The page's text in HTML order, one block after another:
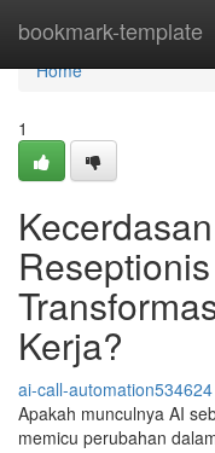
bookmark-template
Home
Home
1
Kerja?
ai-call-automation534624
Apakah munculnya AI
memicu perubahan